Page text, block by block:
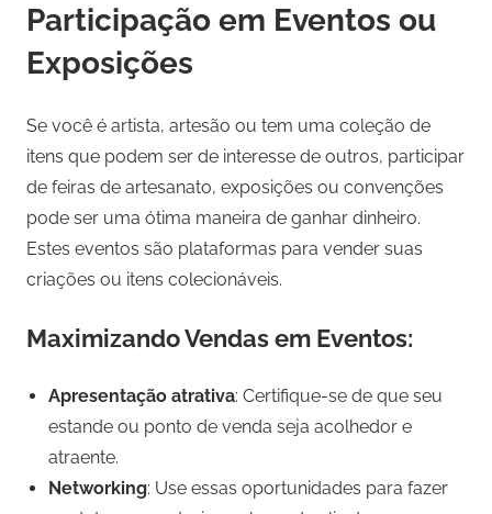
Participação em Eventos ou
Exposições
Se você é artista, artesão ou tem uma coleção de
itens que podem ser de interesse de outros, participar
de feiras de artesanato, exposições ou convenções
pode ser uma ótima maneira de ganhar dinheiro.
Estes eventos são plataformas para vender suas
criações ou itens colecionáveis.
Maximizando Vendas em Eventos:
Apresentação atrativa: Certifique-se de que seu
estande ou ponto de venda seja acolhedor e
atraente.
Networking: Use essas oportunidades para fazer